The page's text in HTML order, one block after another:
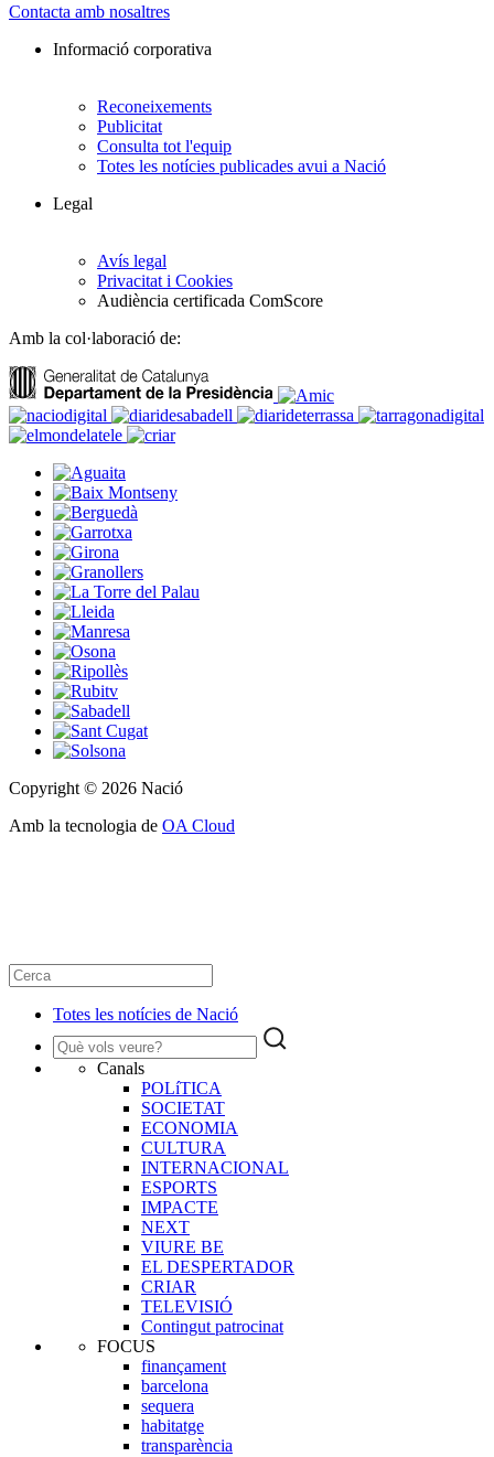
Contacta amb nosaltres
Informació corporativa
Reconeixements
Publicitat
Consulta tot l'equip
Totes les notícies publicades avui a Nació
Legal
Avís legal
Privacitat i Cookies
Audiència certificada ComScore
Amb la col·laboració de:
Copyright © 2026 Nació
Amb la tecnologia de OA Cloud
Totes les notícies de Nació
Canals
POLíTICA
SOCIETAT
ECONOMIA
CULTURA
INTERNACIONAL
ESPORTS
IMPACTE
NEXT
VIURE BE
EL DESPERTADOR
CRIAR
TELEVISIÓ
Contingut patrocinat
FOCUS
finançament
barcelona
sequera
habitatge
transparència